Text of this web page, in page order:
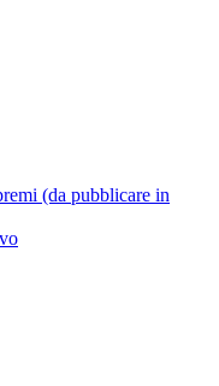
(da pubblicare in